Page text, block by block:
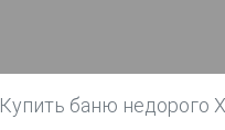
Купить баню недорого